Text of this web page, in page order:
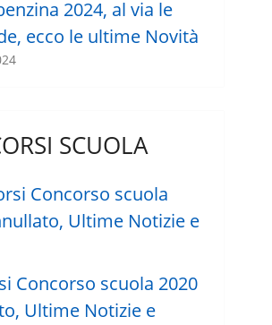
2024, al via le
ecco le ultime Novità
SCUOLA
Concorso scuola 2020
Ultime Notizie e